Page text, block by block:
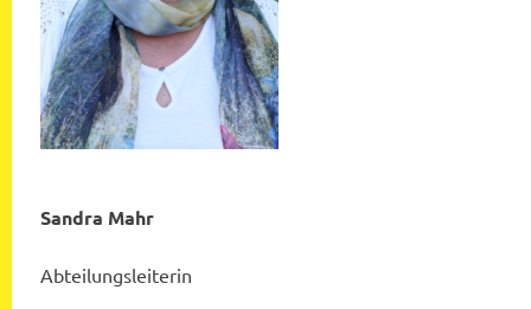
Sandra Mahr
Abteilungsleiterin